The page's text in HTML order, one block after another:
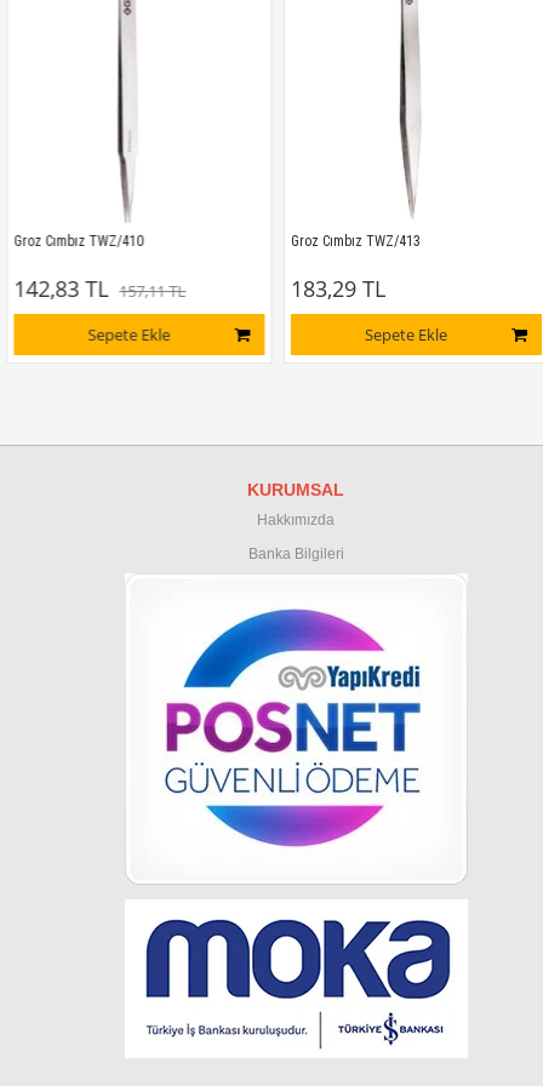
Groz Cımbız TWZ/410
142,83 TL 157,11 TL
Sepete Ekle
Groz Cımbız TWZ/413
183,29 TL
Sepete Ekle
KURUMSAL
Hakkımızda
Banka Bilgileri